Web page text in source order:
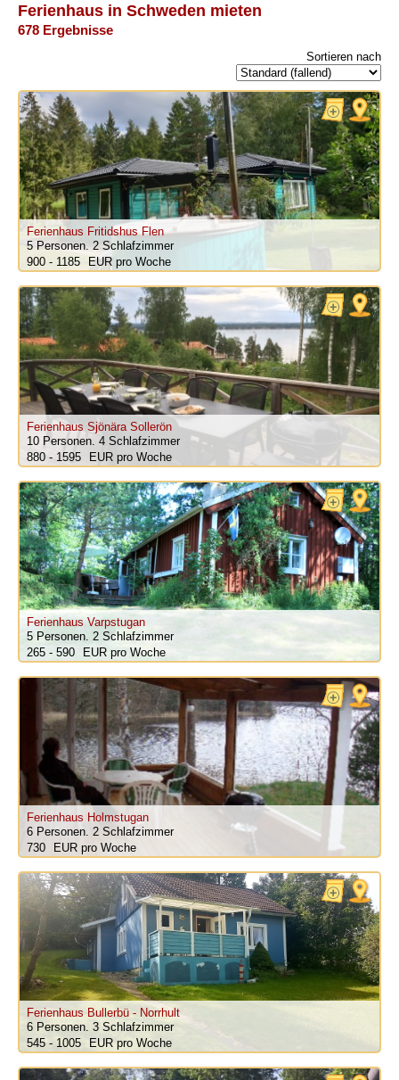
Ferienhaus in Schweden mieten
678 Ergebnisse
Sortieren nach
Ferienhaus Fritidshus Flen
5 Personen.2 Schlafzimmer
900 - 1185
pro Woche
Ferienhaus Sjönära Sollerön
10 Personen. 4 Schlafzimmer
880 - 1595
pro Woche
Ferienhaus Varpstugan
5 Personen. 2 Schlafzimmer
265 - 590
pro Woche
Ferienhaus Holmstugan
6 Personen. 2 Schlafzimmer
730
pro Woche
Ferienhaus Bullerbü - Norrhult
6 Personen. 3 Schlafzimmer
545 - 1005
pro Woche